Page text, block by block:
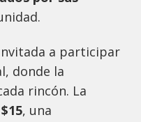
a participar
donde la
rincón. La
$15, una